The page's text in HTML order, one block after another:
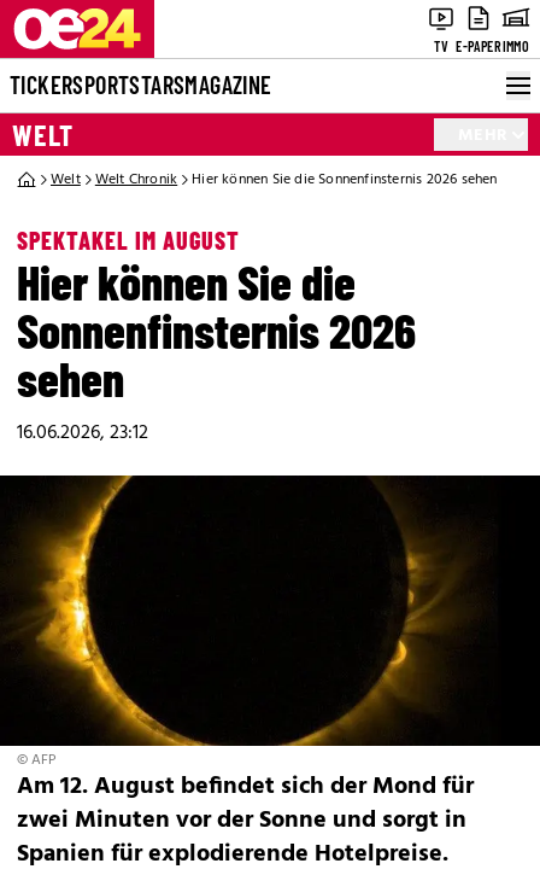
TV E-PAPERIMMO
TICKERSPORTSTARSMAGAZINE
WELT
Welt Welt Chronik Hier können Sie die Sonnenfinsternis 2026 sehen
SPEKTAKEL IM AUGUST
Hier können Sie die
Sonnenfinsternis 2026
sehen
16.06.2026, 23:12
© AFP
Am 12. August befindet sich der Mond für
zwei Minuten vor der Sonne und sorgt in
Spanien für explodierende Hotelpreise.